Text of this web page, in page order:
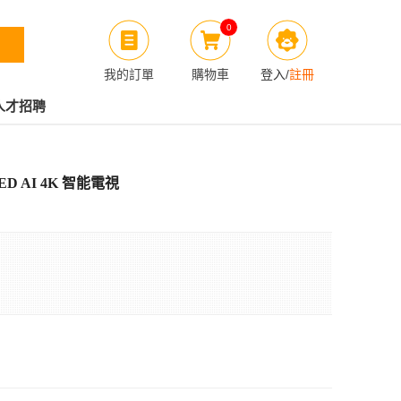
我的訂單
0
購物車 登入/註冊
才招聘
AI 4K 智能電視